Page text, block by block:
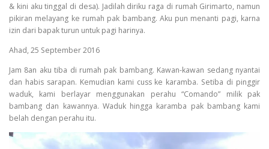
& kini aku tinggal di desa). Jadilah diriku raga di rumah Girimarto, namun
pikiran melayang ke rumah pak bambang. Aku pun menanti pagi, karna
izin dari bapak turun untuk pagi harinya.
Ahad, 25 September 2016
Jam 8an aku tiba di rumah pak bambang. Kawan-kawan sedang nyantai
dan habis sarapan. Kemudian kami cuss ke karamba. Setiba di pinggir
waduk, kami berlayar menggunakan perahu “Comando” milik pak
bambang dan kawannya. Waduk hingga karamba pak bambang kami
belah dengan perahu itu.